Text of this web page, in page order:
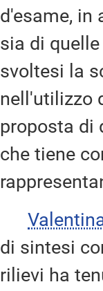
d'esame, in
sia di
svoltesi la
nell'utilizzo
proposta di
che tiene
di sintesi
rilievi ha